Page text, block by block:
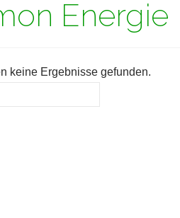
Energie
keine Ergebnisse gefunden.